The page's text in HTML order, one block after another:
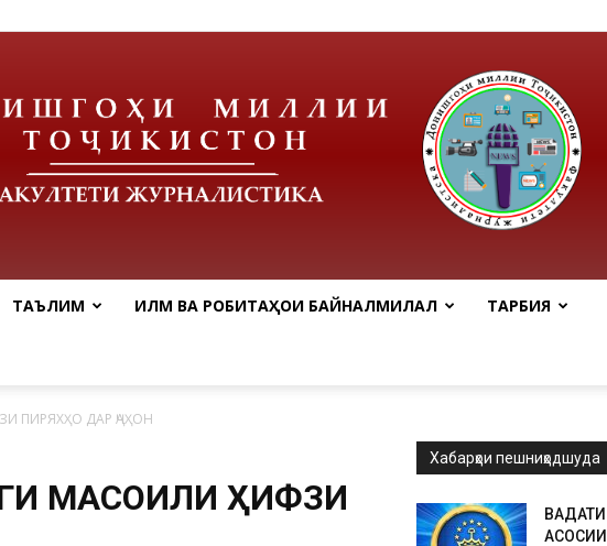
ТАЪЛИМ ИЛМ ВА РОБИТАҲОИ БАЙНАЛМИЛАЛӢ ТАРБИЯ
ПИРЯХҲО ДАР ҶАҲОН
МАСОИЛИ ҲИФЗИ
Хабарҳои пешниҳодшуда